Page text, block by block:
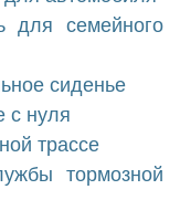
для семейного
сиденье
с нуля
трассе
тормозной